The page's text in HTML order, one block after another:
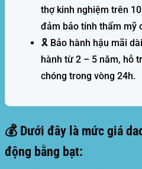
thợ kinh nghiệm trên
đảm bảo tính thẩm mỹ
🎗️ Bảo hành hậu mãi
hành từ 2 – 5 năm, hỗ
chóng trong vòng 24h.
💰 Dưới đây là mức giá
động bằng bạt: